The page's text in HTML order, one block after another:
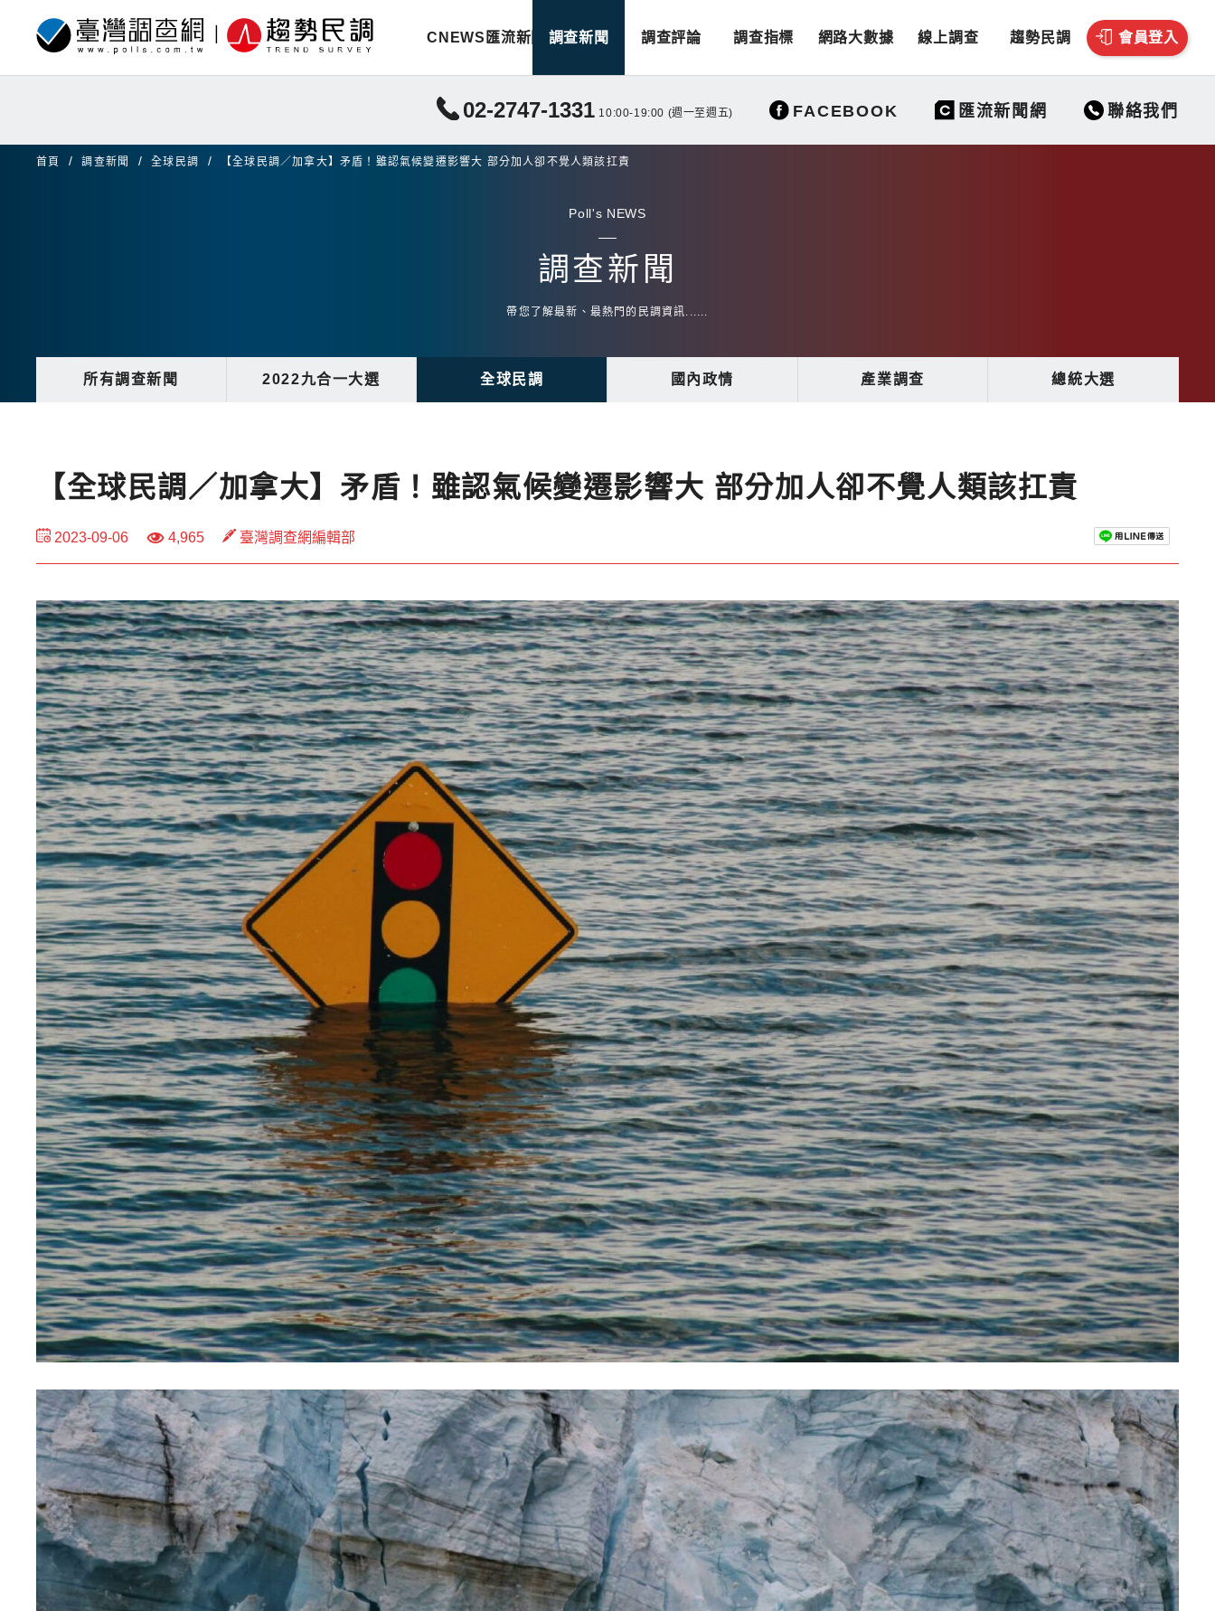
CNEWS匯流新聞 調查新聞 調查評論 調查指標 網路大數據 線上調查 趨勢民調 會員登入
02-2747-1331 10:00-19:00 (週一至週五) FACEBOOK 匯流新聞網 聯絡我們
首頁 調查新聞 全球民調 【全球民調／加拿大】矛盾！雖認氣候變遷影響大 部分加人卻不覺人類該扛責
Poll's NEWS
調查新聞
帶您了解最新、最熱門的民調資訊......
所有調查新聞 2022九合一大選 全球民調 國內政情 產業調查 總統大選
【全球民調／加拿大】矛盾！雖認氣候變遷影響大 部分加人卻不覺人類該扛責
2023-09-06 4,965 臺灣調查網編輯部